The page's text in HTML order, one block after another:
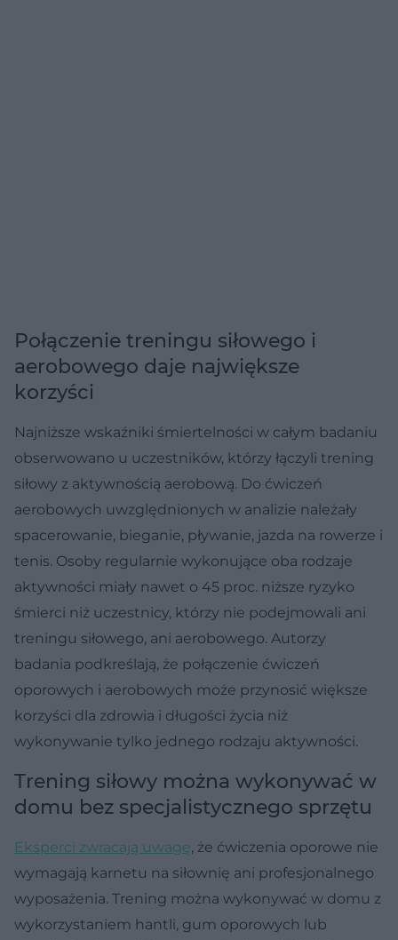
Połączenie treningu siłowego i
aerobowego daje największe
korzyści
Najniższe wskaźniki śmiertelności w całym badaniu
obserwowano u uczestników, którzy łączyli trening
siłowy z aktywnością aerobową. Do ćwiczeń
aerobowych uwzględnionych w analizie należały
spacerowanie, bieganie, pływanie, jazda na rowerze i
tenis. Osoby regularnie wykonujące oba rodzaje
aktywności miały nawet o 45 proc. niższe ryzyko
śmierci niż uczestnicy, którzy nie podejmowali ani
treningu siłowego, ani aerobowego. Autorzy
badania podkreślają, że połączenie ćwiczeń
oporowych i aerobowych może przynosić większe
korzyści dla zdrowia i długości życia niż
wykonywanie tylko jednego rodzaju aktywności.
Trening siłowy można wykonywać w
domu bez specjalistycznego sprzętu
Eksperci zwracają uwagę, że ćwiczenia oporowe nie
wymagają karnetu na siłownię ani profesjonalnego
wyposażenia. Trening można wykonywać w domu z
wykorzystaniem hantli, gum oporowych lub